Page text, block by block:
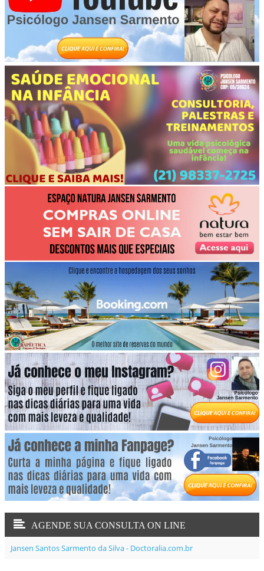
AGENDE SUA CONSULTA ON LINE
Jansen Santos Sarmento da Silva - Doctoralia.com.br